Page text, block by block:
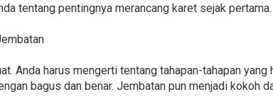
tentang pentingnya merancang karet sejak pertama.
Anda harus mengerti tentang tahapan-tahapan
bagus dan benar. Jembatan pun menjadi kokoh